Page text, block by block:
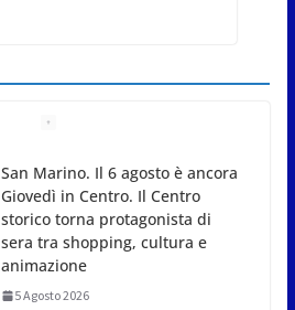
Unione Volontariato Protezione
Civile San Marino. Allerta meteo
codice colore Arancione per
temperature estreme
5 Agosto 2026